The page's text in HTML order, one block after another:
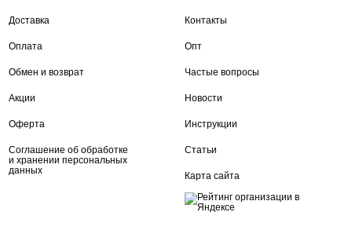
Доставка
Оплата
Обмен и возврат
Акции
Оферта
Соглашение об обработке
и хранении персональных
данных
Контакты
Опт
Частые вопросы
Новости
Инструкции
Статьи
Карта сайта